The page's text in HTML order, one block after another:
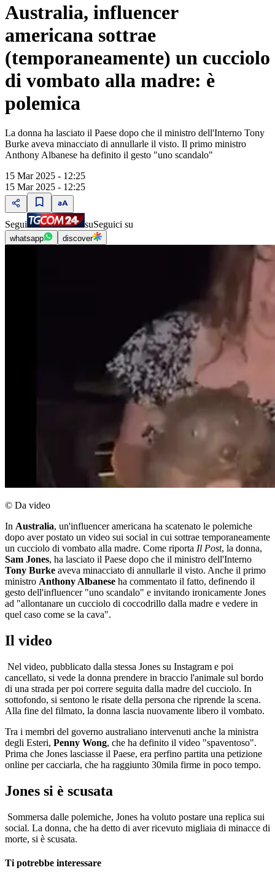
Australia, influencer
americana sottrae
(temporaneamente) un cucciolo
di vombato alla madre: è
polemica
La donna ha lasciato il Paese dopo che il ministro dell'Interno Tony
Burke aveva minacciato di annullarle il visto. Il primo ministro
Anthony Albanese ha definito il gesto "uno scandalo"
15 Mar 2025 - 12:25
15 Mar 2025 - 12:25
Segui suSeguici su
whatsapp discover
© Da video
In Australia, un'influencer americana ha scatenato le polemiche
dopo aver postato un video sui social in cui sottrae temporaneamente
un cucciolo di vombato alla madre. Come riporta Il Post, la donna,
Sam Jones, ha lasciato il Paese dopo che il ministro dell'Interno
Tony Burke aveva minacciato di annullarle il visto. Anche il primo
ministro Anthony Albanese ha commentato il fatto, definendo il
gesto dell'influencer "uno scandalo" e invitando ironicamente Jones
ad "allontanare un cucciolo di coccodrillo dalla madre e vedere in
quel caso come se la cava".
Il video
Nel video, pubblicato dalla stessa Jones su Instagram e poi
cancellato, si vede la donna prendere in braccio l'animale sul bordo
di una strada per poi correre seguita dalla madre del cucciolo. In
sottofondo, si sentono le risate della persona che riprende la scena.
Alla fine del filmato, la donna lascia nuovamente libero il vombato.
Tra i membri del governo australiano intervenuti anche la ministra
degli Esteri, Penny Wong, che ha definito il video "spaventoso".
Prima che Jones lasciasse il Paese, era perfino partita una petizione
online per cacciarla, che ha raggiunto 30mila firme in poco tempo.
Jones si è scusata
Sommersa dalle polemiche, Jones ha voluto postare una replica sui
social. La donna, che ha detto di aver ricevuto migliaia di minacce di
morte, si è scusata.
Ti potrebbe interessare